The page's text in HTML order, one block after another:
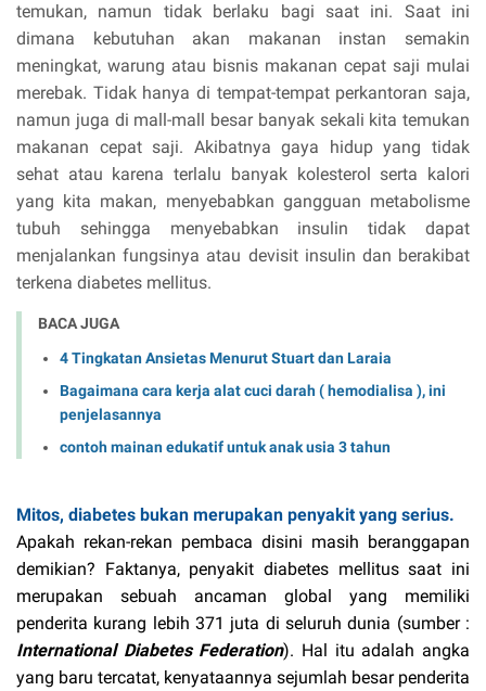
temukan, namun tidak berlaku bagi saat ini. Saat ini
dimana kebutuhan akan makanan instan semakin
meningkat, warung atau bisnis makanan cepat saji mulai
merebak. Tidak hanya di tempat-tempat perkantoran saja,
namun juga di mall-mall besar banyak sekali kita temukan
makanan cepat saji. Akibatnya gaya hidup yang tidak
sehat atau karena terlalu banyak kolesterol serta kalori
yang kita makan, menyebabkan gangguan metabolisme
tubuh sehingga menyebabkan insulin tidak dapat
menjalankan fungsinya atau devisit insulin dan berakibat
terkena diabetes mellitus.
BACA JUGA
4 Tingkatan Ansietas Menurut Stuart dan Laraia
Bagaimana cara kerja alat cuci darah ( hemodialisa ), ini
penjelasannya
contoh mainan edukatif untuk anak usia 3 tahun
Mitos, diabetes bukan merupakan penyakit yang serius.
Apakah rekan-rekan pembaca disini masih beranggapan
demikian? Faktanya, penyakit diabetes mellitus saat ini
merupakan sebuah ancaman global yang memiliki
penderita kurang lebih 371 juta di seluruh dunia (sumber :
International Diabetes Federation). Hal itu adalah angka
yang baru tercatat, kenyataannya sejumlah besar penderita